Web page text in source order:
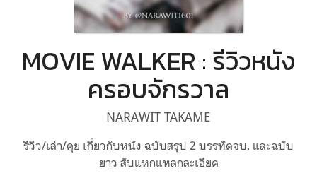
MOVIE WALKER : รีวิวหนัง
ครอบจักรวาล
NARAWIT TAKAME
รีวิว/เล่า/คุย เกี่ยวกับหนัง ฉบับสรุป 2 บรรทัดจบ. และฉบับ
ยาว สับแหกแหลกละเอียด